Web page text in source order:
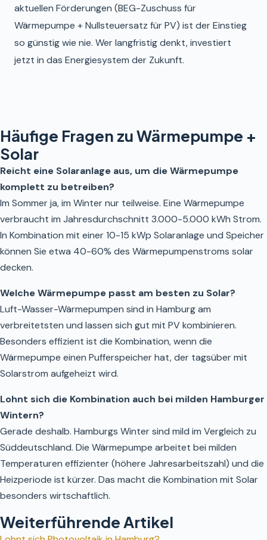
aktuellen Förderungen (BEG-Zuschuss für
Wärmepumpe + Nullsteuersatz für PV) ist der Einstieg
so günstig wie nie. Wer langfristig denkt, investiert
jetzt in das Energiesystem der Zukunft.
Häufige Fragen zu Wärmepumpe +
Solar
Reicht eine Solaranlage aus, um die Wärmepumpe
komplett zu betreiben?
Im Sommer ja, im Winter nur teilweise. Eine Wärmepumpe
verbraucht im Jahresdurchschnitt 3.000-5.000 kWh Strom.
In Kombination mit einer 10-15 kWp Solaranlage und Speicher
können Sie etwa 40-60% des Wärmepumpenstroms solar
decken.
Welche Wärmepumpe passt am besten zu Solar?
Luft-Wasser-Wärmepumpen sind in Hamburg am
verbreitetsten und lassen sich gut mit PV kombinieren.
Besonders effizient ist die Kombination, wenn die
Wärmepumpe einen Pufferspeicher hat, der tagsüber mit
Solarstrom aufgeheizt wird.
Lohnt sich die Kombination auch bei milden Hamburger
Wintern?
Gerade deshalb. Hamburgs Winter sind mild im Vergleich zu
Süddeutschland. Die Wärmepumpe arbeitet bei milden
Temperaturen effizienter (höhere Jahresarbeitszahl) und die
Heizperiode ist kürzer. Das macht die Kombination mit Solar
besonders wirtschaftlich.
Weiterführende Artikel